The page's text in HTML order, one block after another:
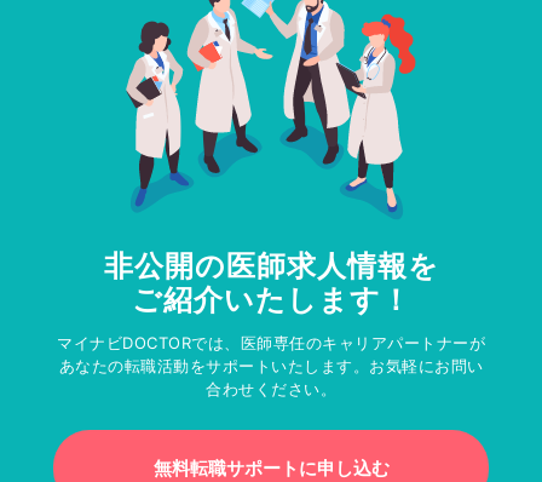
非公開の医師求人情報を
ご紹介いたします！
マイナビDOCTORでは、医師専任のキャリアパートナーが
あなたの転職活動をサポートいたします。お気軽にお問い
合わせください。
無料転職サポートに申し込む